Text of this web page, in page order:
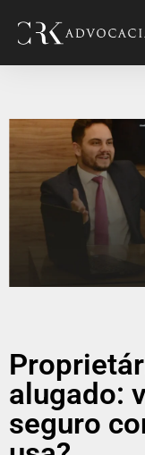
alugado:
seguro